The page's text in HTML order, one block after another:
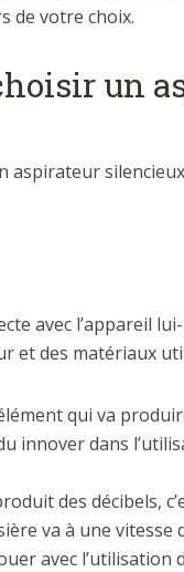
de votre choix.
un
aspirateur
avec l’appareil
et des matériaux
qui va
innover dans
des décibels,
va à une
avec l’utilisation